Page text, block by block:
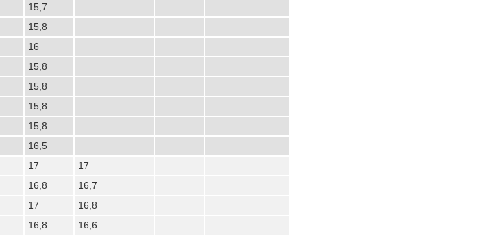
15,7
15,8
16
15,8
15,8
15,8
15,8
16,5
17
17
16,8
16,7
17
16,8
16,8
16,6